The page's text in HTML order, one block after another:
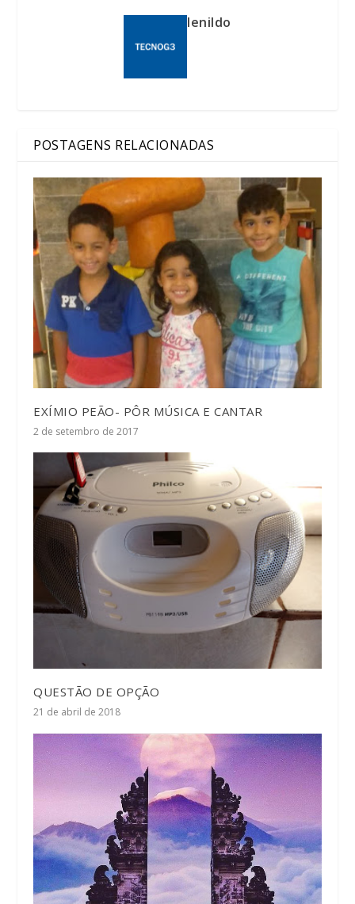
lenildo
POSTAGENS RELACIONADAS
EXÍMIO PEÃO- PÔR MÚSICA E CANTAR
2 de setembro de 2017
QUESTÃO DE OPÇÃO
21 de abril de 2018